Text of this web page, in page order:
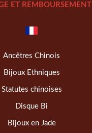
ET REMBOURSEMENT
Ancêtres Chinois
Bijoux Ethniques
Statutes chinoises
Disque Bi
Bijoux en Jade